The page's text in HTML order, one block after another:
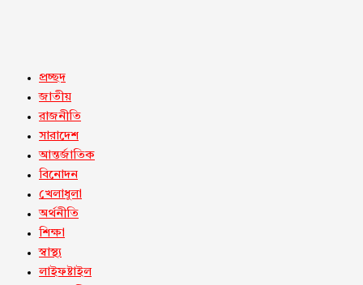
প্রচ্ছদ
জাতীয়
রাজনীতি
সারাদেশ
আন্তর্জাতিক
বিনোদন
খেলাধুলা
অর্থনীতি
শিক্ষা
স্বাস্থ্য
লাইফষ্টাইল